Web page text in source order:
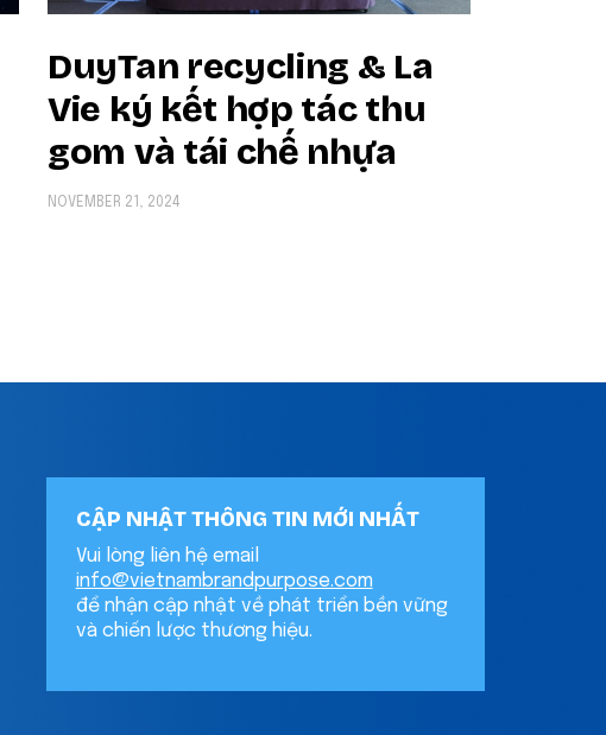
DuyTan recycling & La
Vie ký kết hợp tác thu
gom và tái chế nhựa
NOVEMBER 21, 2024
CẬP NHẬT THÔNG TIN MỚI NHẤT
Vui lòng liên hệ email
info@vietnambrandpurpose.com
để nhận cập nhật về phát triển bền vững
và chiến lược thương hiệu.